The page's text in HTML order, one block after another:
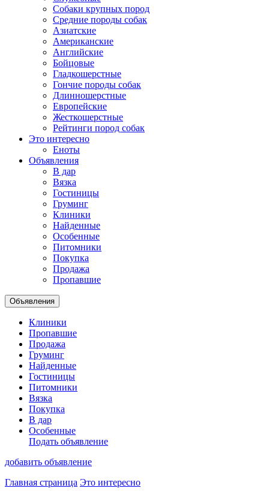
Собаки крупных пород
Средние породы собак
Азиатские
Американские
Английские
Бойцовые
Гладкошерстные
Гончие породы собак
Длинношерстные
Европейские
Жесткошерстные
Рейтинги пород собак
Это интересно
Еноты
Объявления
В дар
Вязка
Гостиницы
Груминг
Клиники
Найденные
Особенные
Питомники
Покупка
Продажа
Пропавшие
Объявления
Клиники
Пропавшие
Продажа
Груминг
Найденные
Гостиницы
Питомники
Вязка
Покупка
В дар
Особенные
Подать объявление
добавить объявление
Главная страница Это интересно